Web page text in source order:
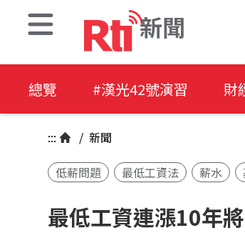
新聞
總覽 #漢光42號演習 財
::: / 新聞
低薪問題 最低工資法 薪水
最低工資連漲10年